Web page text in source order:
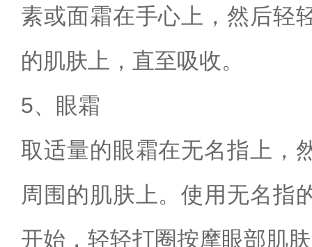
素或面霜在手心上，然后轻
的肌肤上，直至吸收。
5、眼霜
取适量的眼霜在无名指上，
周围的肌肤上。使用无名指
开始，轻轻打圈按摩眼部肌